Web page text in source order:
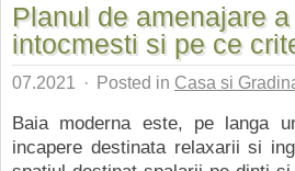
Planul de amenajare
intocmesti si pe ce
07.2021 · Posted in Casa si
Baia moderna este, pe langa
incapere destinata relaxarii si